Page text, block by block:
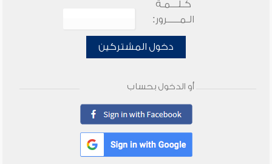
كـلـــمـة
الـمـــــرور:
دخول المشتركين
أو الدخول بحساب